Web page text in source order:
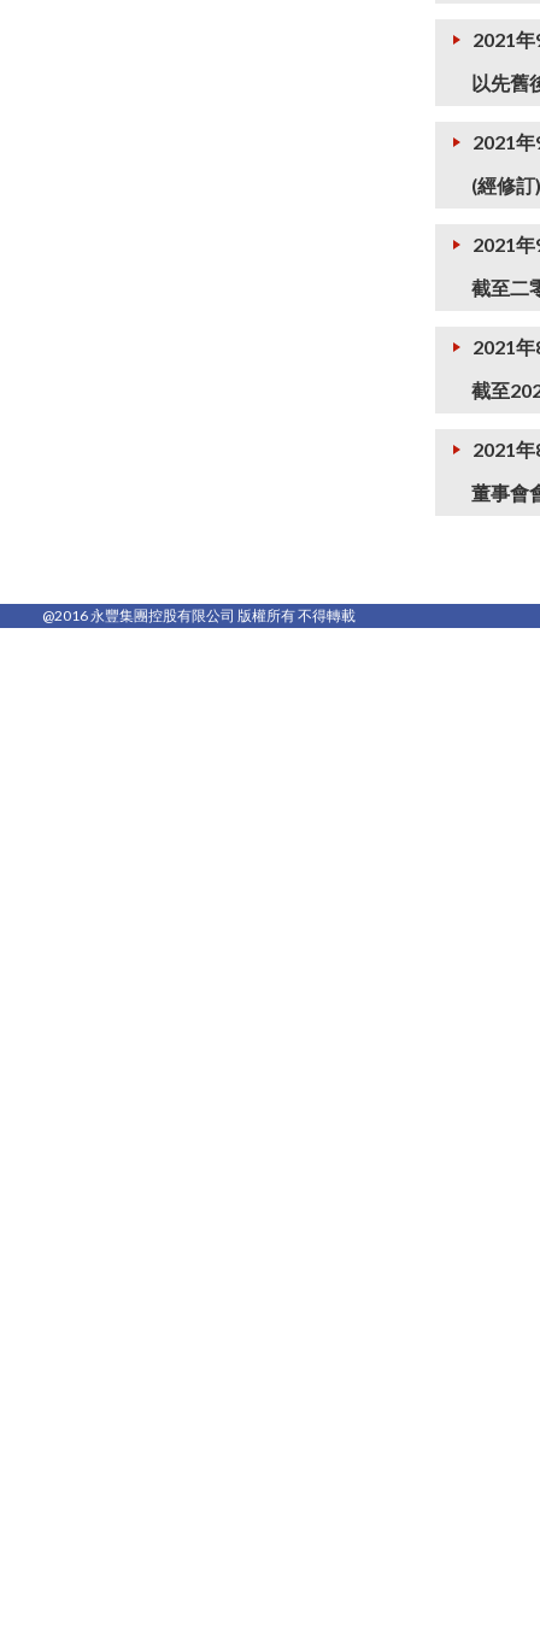
2021
以先舊
2021
(經修
2021
截至二
2021
截至
2021
董事會
@2016 永豐集團控股有限公司 版權所有 不得轉載